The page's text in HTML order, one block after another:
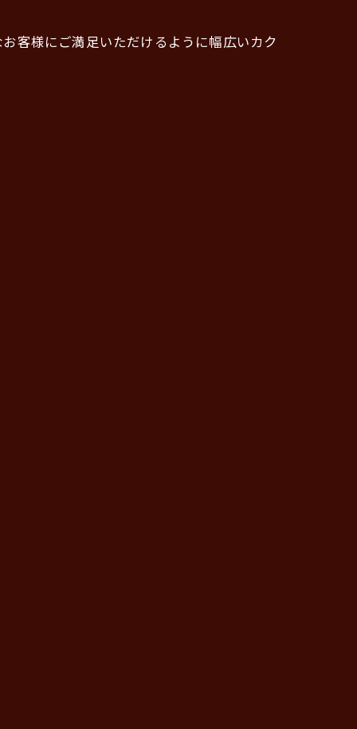
客様にご満足いただけるように幅広いカク